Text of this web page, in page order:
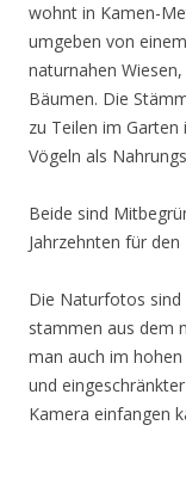
wohnt in Kamen-
umgeben von
naturnahen
Bäumen. Die
zu Teilen im
Vögeln als
Beide sind
Jahrzehnten für
Die Naturfotos sind
stammen aus dem
man auch im
und
Kamera einfangen